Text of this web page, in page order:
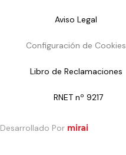
Aviso Legal
Configuración de Cookies
Libro de Reclamaciones
RNET nº 9217
Desarrollado Por mirai